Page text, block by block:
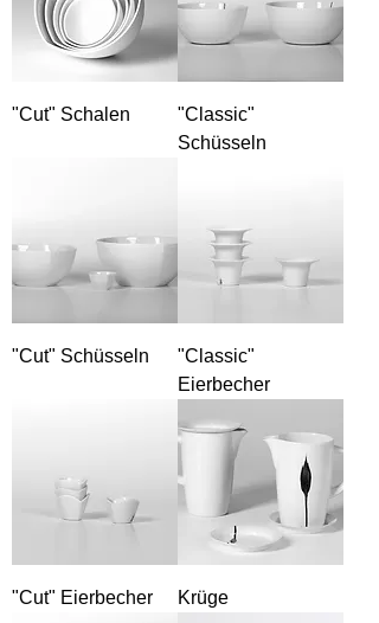
"Cut" Schalen
"Classic"
Schüsseln
"Cut" Schüsseln
"Classic"
Eierbecher
"Cut" Eierbecher Krüge